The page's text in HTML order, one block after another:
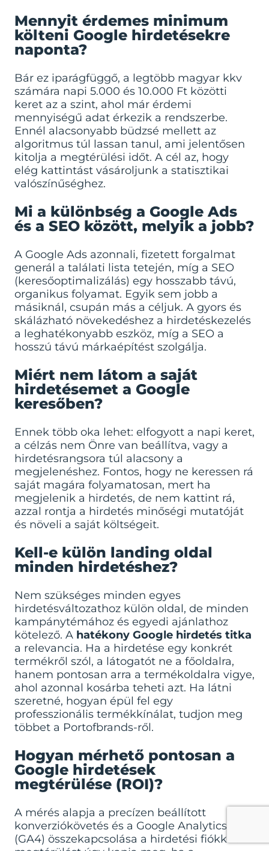
Mennyit érdemes minimum
költeni Google hirdetésekre
naponta?
Bár ez iparágfüggő, a legtöbb magyar kkv
számára napi 5.000 és 10.000 Ft közötti
keret az a szint, ahol már érdemi
mennyiségű adat érkezik a rendszerbe.
Ennél alacsonyabb büdzsé mellett az
algoritmus túl lassan tanul, ami jelentősen
kitolja a megtérülési időt. A cél az, hogy
elég kattintást vásároljunk a statisztikai
valószínűséghez.
Mi a különbség a Google Ads
és a SEO között, melyik a jobb?
A Google Ads azonnali, fizetett forgalmat
generál a találati lista tetején, míg a SEO
(keresőoptimalizálás) egy hosszabb távú,
organikus folyamat. Egyik sem jobb a
másiknál, csupán más a céljuk. A gyors és
skálázható növekedéshez a hirdetéskezelés
a leghatékonyabb eszköz, míg a SEO a
hosszú távú márkaépítést szolgálja.
Miért nem látom a saját
hirdetésemet a Google
keresőben?
Ennek több oka lehet: elfogyott a napi keret,
a célzás nem Önre van beállítva, vagy a
hirdetésrangsora túl alacsony a
megjelenéshez. Fontos, hogy ne keressen rá
saját magára folyamatosan, mert ha
megjelenik a hirdetés, de nem kattint rá,
azzal rontja a hirdetés minőségi mutatóját
és növeli a saját költségeit.
Kell-e külön landing oldal
minden hirdetéshez?
Nem szükséges minden egyes
hirdetésváltozathoz külön oldal, de minden
kampánytémához és egyedi ajánlathoz
kötelező. A hatékony Google hirdetés titka
a relevancia. Ha a hirdetése egy konkrét
termékről szól, a látogatót ne a főoldalra,
hanem pontosan arra a termékoldalra vigye,
ahol azonnal kosárba teheti azt. Ha látni
szeretné, hogyan épül fel egy
professzionális termékkínálat, tudjon meg
többet a Portofbrands-ről.
Hogyan mérhető pontosan a
Google hirdetések
megtérülése (ROI)?
A mérés alapja a precízen beállított
konverziókövetés és a Google Analytics 4
(GA4) összekapcsolása a hirdetési fiókkal. A